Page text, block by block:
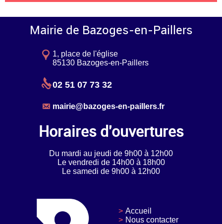
Mairie de Bazoges-en-Paillers
1, place de l'église
85130 Bazoges-en-Paillers
02 51 07 73 32
mairie@bazoges-en-paillers.fr
Horaires d'ouvertures
Du mardi au jeudi de 9h00 à 12h00
Le vendredi de 14h00 à 18h00
Le samedi de 9h00 à 12h00
Accueil
Nous contacter